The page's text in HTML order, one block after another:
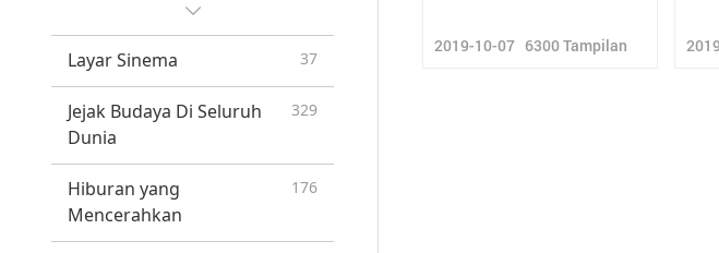
Sutra Surangama
Kehidupan Sri Mahavira
60
with Disciples, Compilation
Retret di Hongaria 23
Februari – 7 Maret 2005
70
Guru Menceritakan Lelucon
Layar Sinema 37
Jejak Budaya Di Seluruh
Dunia
329
Hiburan yang
Mencerahkan
176
2019-10-07 6300Tampilan